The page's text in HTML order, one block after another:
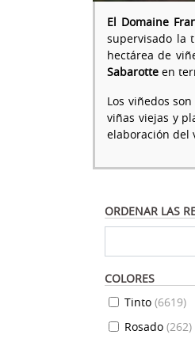
El Domaine
supervisado la
hectárea de
Sabarotte en
Los viñedos son
viñas viejas y
elaboración del
ORDENAR LAS
COLORES
Tinto (6619)
Rosado (262)